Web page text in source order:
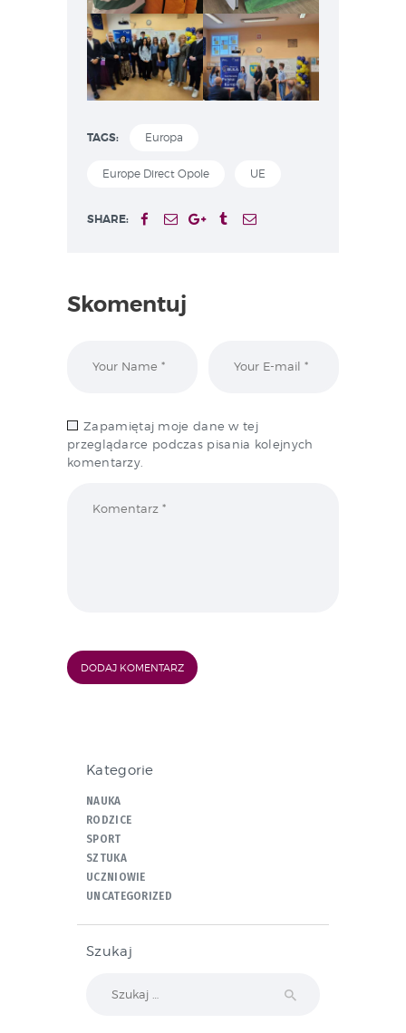
TAGS: Europa
Europe Direct Opole UE
SHARE:
Skomentuj
Zapamiętaj moje dane w tej
przeglądarce podczas pisania kolejnych
komentarzy.
Kategorie
NAUKA
RODZICE
SPORT
SZTUKA
UCZNIOWIE
UNCATEGORIZED
Szukaj